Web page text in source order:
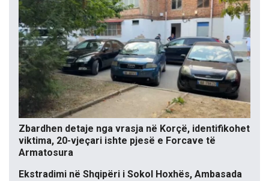
Zbardhen detaje nga vrasja në Korçë, identifikohet
viktima, 20-vjeçari ishte pjesë e Forcave të
Armatosura
Ekstradimi në Shqipëri i Sokol Hoxhës, Ambasada